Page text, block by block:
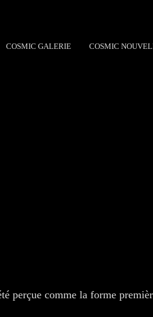
COSMIC GALERIE COSMIC
perçue comme la forme